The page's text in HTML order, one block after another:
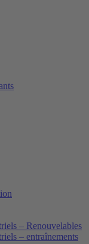
– Renouvelables
– entraînements